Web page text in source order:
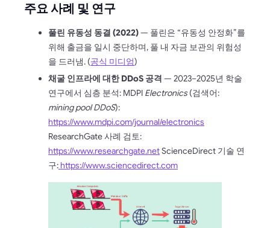
주요 사례 및 연구
풀린 유동성 동결 (2022)— 풀린은 “유동성 안정화”를
위해 출금을 일시 중단하며, 풀 내 자금 보관의 위험성
을 드러냄. (공식 미디엄)
채굴 인프라에 대한 DDoS 공격 — 2023–2025년 학술
연구에서 심층 분석: MDPI Electronics(검색어:
mining pool DDoS):
https://www.mdpi.com/journal/electronics
ResearchGate 사례 검토:
https://www.researchgate.netScienceDirect 기술 연
구:https://www.sciencedirect.com